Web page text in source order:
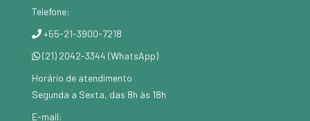
Telefone:
+55-21-3900-7218
(21) 2042-3344 (WhatsApp)
Horário de atendimento
Segunda a Sexta, das 8h às 18h
E-mail: